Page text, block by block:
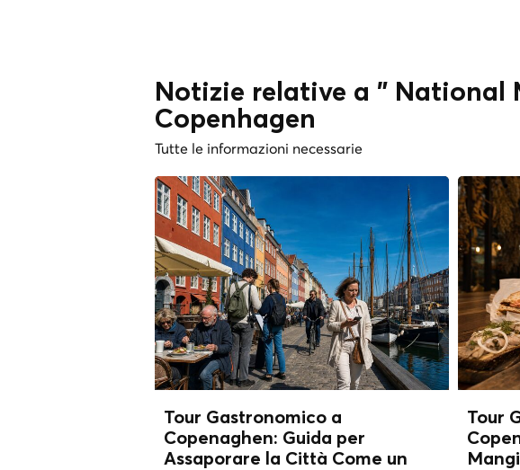
Notizie relative a " National
Copenhagen
Tutte le informazioni necessarie
Tour Gastronomico a
Copenaghen: Guida per
Assaporare la Città Come un
Tour